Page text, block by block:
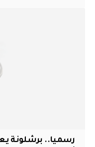
رسميا.. برشلونة